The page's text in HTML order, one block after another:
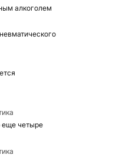
алкоголем
еще четыре